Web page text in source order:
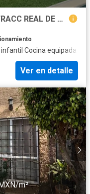
RESIDENCIA ESTILO MODERNO FRACC REAL DE TETELA
·Cocina equipada
Ver en detalle
m²